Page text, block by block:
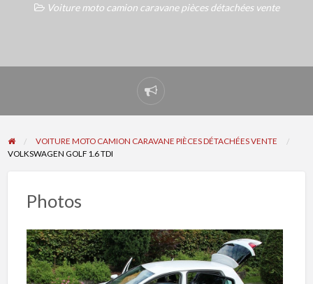
Voiture moto camion caravane pièces détachées vente
Signaler
un
problème
VOITURE MOTO CAMION CARAVANE PIÈCES DÉTACHÉES VENTE
VOLKSWAGEN GOLF 1.6 TDI
Photos